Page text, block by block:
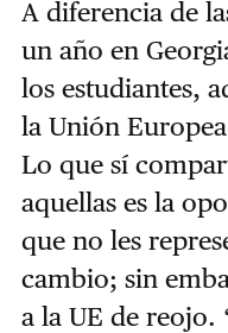
A diferencia de
un año en
los estudiantes,
la Unión
Lo que sí
aquellas es la
que no les
cambio; sin
a la UE de reojo.